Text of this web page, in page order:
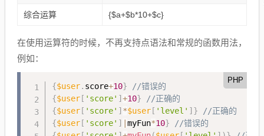
综合运算 {$a+$b*10+$c}
在使用运算符的时候，不再支持点语法和常规的函数用法，
例如：
PHP
{$user. score+10}
//错误的
{$user [ 'score' ]+10}
//正确的
{$user [ 'score' ] *$user [ 'level' ] }
//正确的
{$user [ 'score' ] |myFun*10}
//错误的